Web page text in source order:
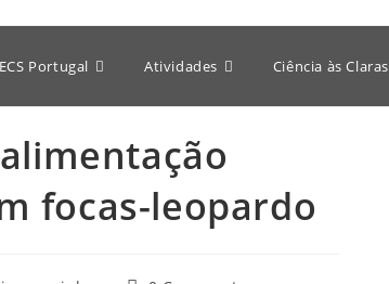
Portugal Atividades Ciência às Claras
focas-leopardo